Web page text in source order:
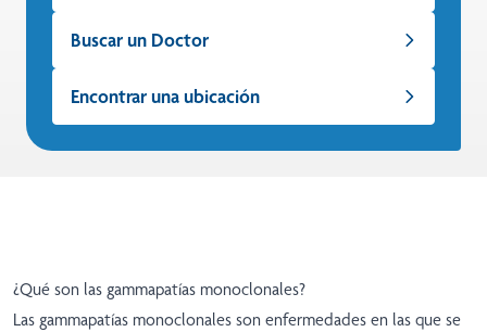
Buscar un Doctor
Encontrar una ubicación
¿Qué son las gammapatías monoclonales?
Las gammapatías monoclonales son enfermedades en las que se